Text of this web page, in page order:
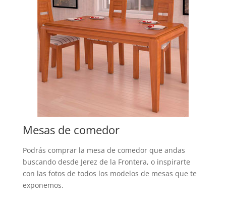
Mesas de comedor
Podrás comprar la mesa de comedor que andas
buscando desde Jerez de la Frontera, o inspirarte
con las fotos de todos los modelos de mesas que te
exponemos.